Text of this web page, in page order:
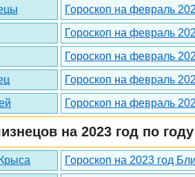
Гороскоп на февраль
Гороскоп на февраль
Гороскоп на февраль
Гороскоп на февраль
Гороскоп на февраль
на 2023 год по
Гороскоп на 2023 год